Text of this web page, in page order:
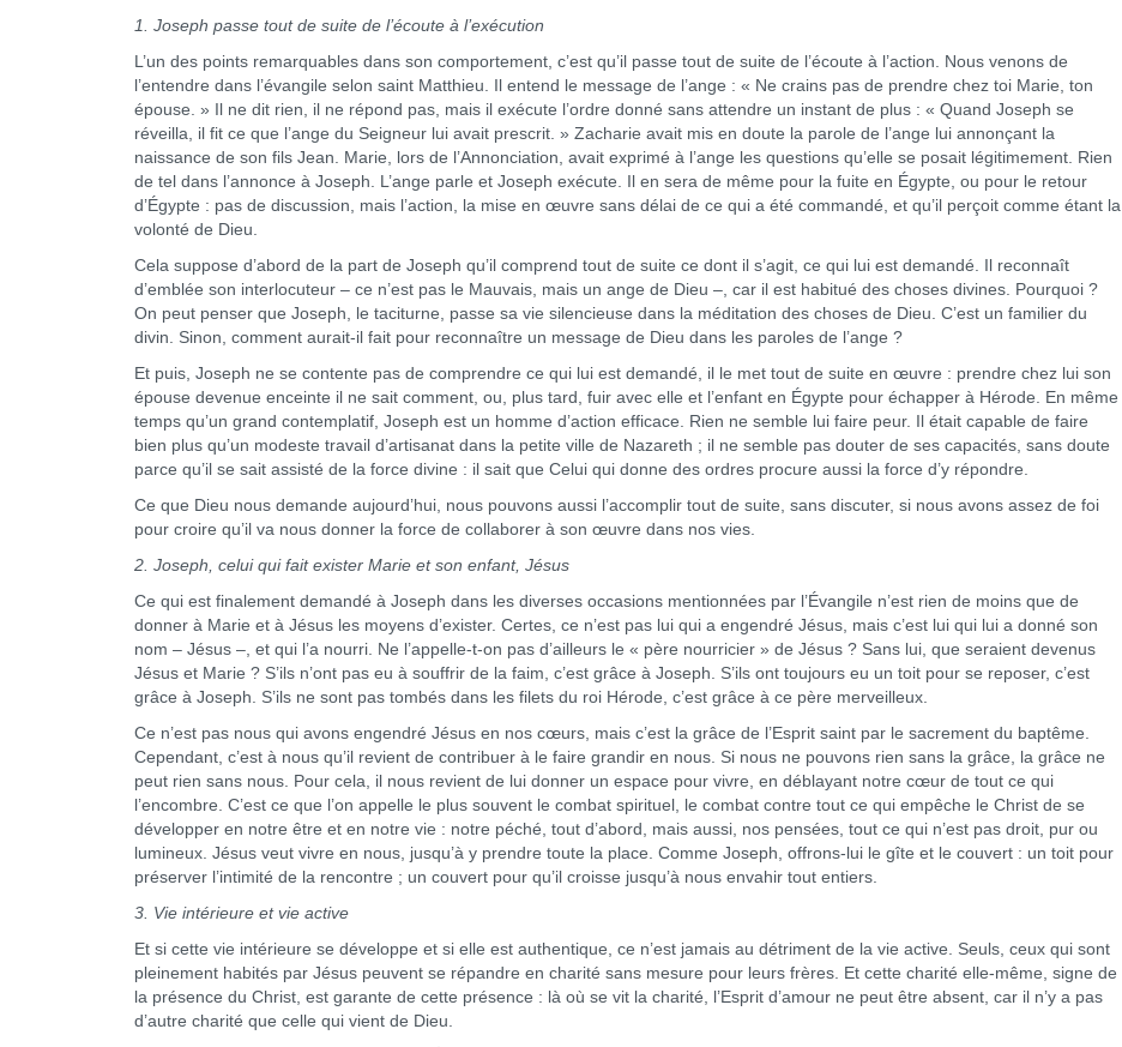
1. Joseph passe tout de suite de l’écoute à l’exécution
L’un des points remarquables dans son comportement, c’est qu’il passe tout de suite de l’écoute à l’action. Nous venons de
l’entendre dans l’évangile selon saint Matthieu. Il entend le message de l’ange : « Ne crains pas de prendre chez toi Marie, ton
épouse. » Il ne dit rien, il ne répond pas, mais il exécute l’ordre donné sans attendre un instant de plus : « Quand Joseph se
réveilla, il fit ce que l’ange du Seigneur lui avait prescrit. » Zacharie avait mis en doute la parole de l’ange lui annonçant la
naissance de son fils Jean. Marie, lors de l’Annonciation, avait exprimé à l’ange les questions qu’elle se posait légitimement. Rien
de tel dans l’annonce à Joseph. L’ange parle et Joseph exécute. Il en sera de même pour la fuite en Égypte, ou pour le retour
d’Égypte : pas de discussion, mais l’action, la mise en œuvre sans délai de ce qui a été commandé, et qu’il perçoit comme étant la
volonté de Dieu.
Cela suppose d’abord de la part de Joseph qu’il comprend tout de suite ce dont il s’agit, ce qui lui est demandé. Il reconnaît
d’emblée son interlocuteur – ce n’est pas le Mauvais, mais un ange de Dieu –, car il est habitué des choses divines. Pourquoi ?
On peut penser que Joseph, le taciturne, passe sa vie silencieuse dans la méditation des choses de Dieu. C’est un familier du
divin. Sinon, comment aurait-il fait pour reconnaître un message de Dieu dans les paroles de l’ange ?
Et puis, Joseph ne se contente pas de comprendre ce qui lui est demandé, il le met tout de suite en œuvre : prendre chez lui son
épouse devenue enceinte il ne sait comment, ou, plus tard, fuir avec elle et l’enfant en Égypte pour échapper à Hérode. En même
temps qu’un grand contemplatif, Joseph est un homme d’action efficace. Rien ne semble lui faire peur. Il était capable de faire
bien plus qu’un modeste travail d’artisanat dans la petite ville de Nazareth ; il ne semble pas douter de ses capacités, sans doute
parce qu’il se sait assisté de la force divine : il sait que Celui qui donne des ordres procure aussi la force d’y répondre.
Ce que Dieu nous demande aujourd’hui, nous pouvons aussi l’accomplir tout de suite, sans discuter, si nous avons assez de foi
pour croire qu’il va nous donner la force de collaborer à son œuvre dans nos vies.
2. Joseph, celui qui fait exister Marie et son enfant, Jésus
Ce qui est finalement demandé à Joseph dans les diverses occasions mentionnées par l’Évangile n’est rien de moins que de
donner à Marie et à Jésus les moyens d’exister. Certes, ce n’est pas lui qui a engendré Jésus, mais c’est lui qui lui a donné son
nom – Jésus –, et qui l’a nourri. Ne l’appelle-t-on pas d’ailleurs le « père nourricier » de Jésus ? Sans lui, que seraient devenus
Jésus et Marie ? S’ils n’ont pas eu à souffrir de la faim, c’est grâce à Joseph. S’ils ont toujours eu un toit pour se reposer, c’est
grâce à Joseph. S’ils ne sont pas tombés dans les filets du roi Hérode, c’est grâce à ce père merveilleux.
Ce n’est pas nous qui avons engendré Jésus en nos cœurs, mais c’est la grâce de l’Esprit saint par le sacrement du baptême.
Cependant, c’est à nous qu’il revient de contribuer à le faire grandir en nous. Si nous ne pouvons rien sans la grâce, la grâce ne
peut rien sans nous. Pour cela, il nous revient de lui donner un espace pour vivre, en déblayant notre cœur de tout ce qui
l’encombre. C’est ce que l’on appelle le plus souvent le combat spirituel, le combat contre tout ce qui empêche le Christ de se
développer en notre être et en notre vie : notre péché, tout d’abord, mais aussi, nos pensées, tout ce qui n’est pas droit, pur ou
lumineux. Jésus veut vivre en nous, jusqu’à y prendre toute la place. Comme Joseph, offrons-lui le gîte et le couvert : un toit pour
préserver l’intimité de la rencontre ; un couvert pour qu’il croisse jusqu’à nous envahir tout entiers.
3. Vie intérieure et vie active
Et si cette vie intérieure se développe et si elle est authentique, ce n’est jamais au détriment de la vie active. Seuls, ceux qui sont
pleinement habités par Jésus peuvent se répandre en charité sans mesure pour leurs frères. Et cette charité elle-même, signe de
la présence du Christ, est garante de cette présence : là où se vit la charité, l’Esprit d’amour ne peut être absent, car il n’y a pas
d’autre charité que celle qui vient de Dieu.